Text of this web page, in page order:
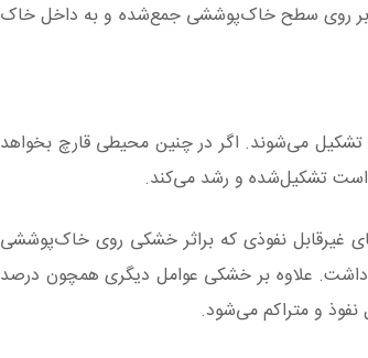
بر روی سطح خاک‌پوششی جمع‌شده و به داخل خاک
می‌شوند. اگر در چنین محیطی قارچ بخواهد
است تشکیل‌شده و رشد می‌کند.
غیرقابل نفوذی که براثر خشکی روی خاک‌پوششی
علاوه بر خشکی عوامل دیگری همچون درصد
و متراکم می‌شود.